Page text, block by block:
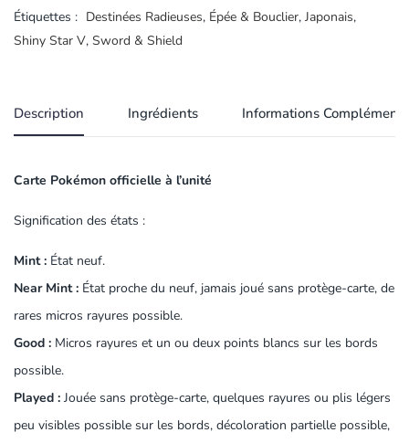
Étiquettes : Destinées Radieuses, Épée & Bouclier, Japonais,
Shiny Star V, Sword & Shield
Description Ingrédients Informations
Carte Pokémon officielle à l’unité
Signification des états :
Mint : État neuf.
Near Mint : État proche du neuf, jamais joué sans protège-carte, de
rares micros rayures possible.
Good : Micros rayures et un ou deux points blancs sur les bords
possible.
Played : Jouée sans protège-carte, quelques rayures ou plis légers
peu visibles possible sur les bords, décoloration partielle possible,